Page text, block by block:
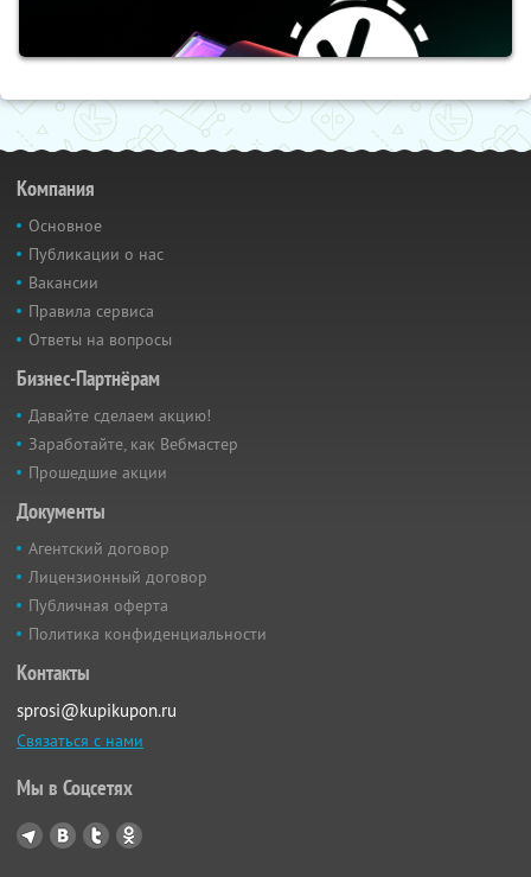
Компания
Основное
Публикации о нас
Вакансии
Правила сервиса
Ответы на вопросы
Бизнес-Партнёрам
Давайте сделаем акцию!
Заработайте, как Вебмастер
Прошедшие акции
Документы
Агентский договор
Лицензионный договор
Публичная оферта
Политика конфиденциальности
Контакты
sprosi@kupikupon.ru
Связаться с нами
Мы в Соцсетях